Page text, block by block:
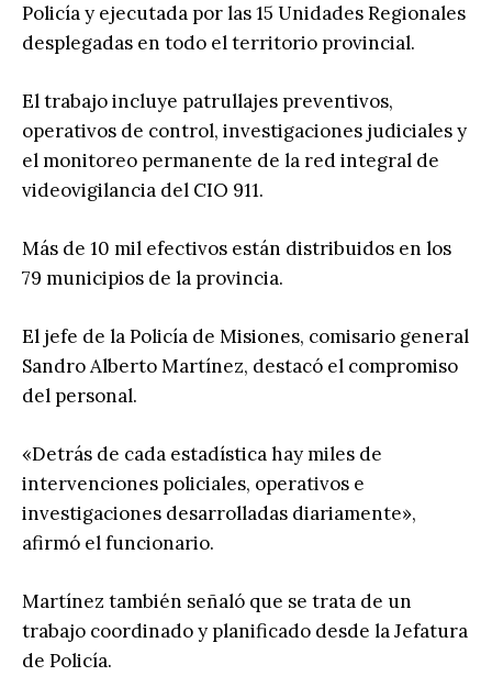
Policía y ejecutada por las 15 Unidades Regionales
desplegadas en todo el territorio provincial.
El trabajo incluye patrullajes preventivos,
operativos de control, investigaciones judiciales y
el monitoreo permanente de la red integral de
videovigilancia del CIO 911.
Más de 10 mil efectivos están distribuidos en los
79 municipios de la provincia.
El jefe de la Policía de Misiones, comisario general
Sandro Alberto Martínez, destacó el compromiso
del personal.
«Detrás de cada estadística hay miles de
intervenciones policiales, operativos e
investigaciones desarrolladas diariamente»,
afirmó el funcionario.
Martínez también señaló que se trata de un
trabajo coordinado y planificado desde la Jefatura
de Policía.